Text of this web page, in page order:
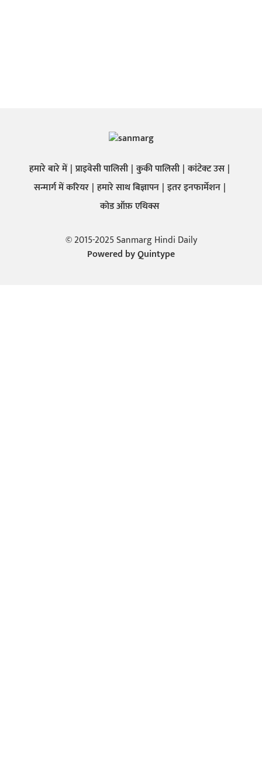
हमारे बारे में प्राइवेसी पालिसी कुकी पालिसी कांटेक्ट उस
सन्मार्ग में करियर हमारे साथ बिज्ञापन इतर इनफार्मेशन
कोड ऑफ़ एथिक्स
© 2015-2025 Sanmarg Hindi Daily
Powered byQuintype